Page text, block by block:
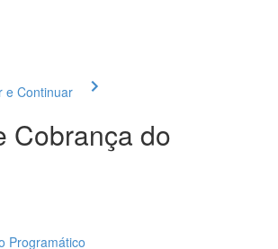
e Continuar
Cobrança do
Programático